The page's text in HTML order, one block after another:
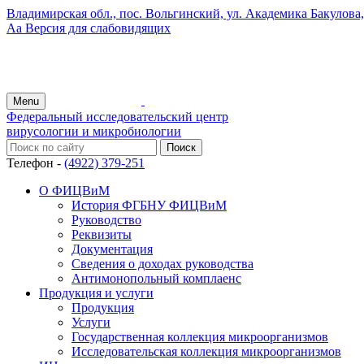
Владимирская обл., пос. Вольгинский, ул. Академика Бакулова,
Аа Версия для слабовидящих
Menu
Федеральный исследовательский центр
вирусологии и микробиологии
Телефон - (4922) 379-251
О ФИЦВиМ
История ФГБНУ ФИЦВиМ
Руководство
Реквизиты
Документация
Сведения о доходах руководства
Антимонопольный комплаенс
Продукция и услуги
Продукция
Услуги
Государственная коллекция микроорганизмов
Исследовательская коллекция микроорганизмов